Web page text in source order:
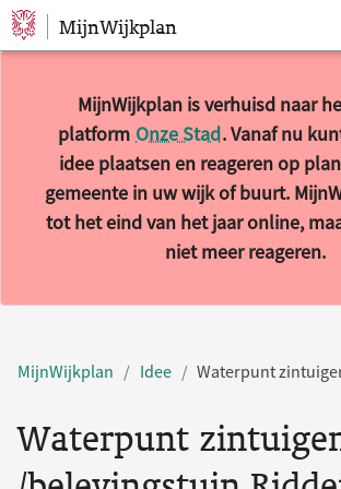
Sla navigatie over
MijnWijkplan
MijnWijkplan is verhuisd naar
platform Onze Stad. Vanaf nu
idee plaatsen en reageren op
gemeente in uw wijk of buurt.
tot het eind van het jaar online,
niet meer reageren.
MijnWijkplan Idee Waterpunt zintuigen- /
Waterpunt